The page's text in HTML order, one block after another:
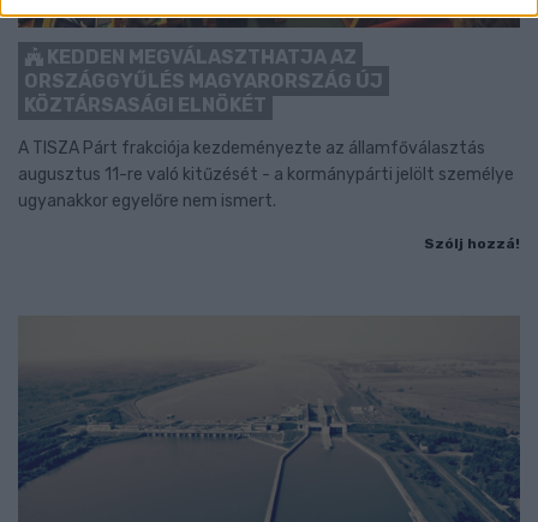
KEDDEN MEGVÁLASZTHATJA AZ
ORSZÁGGYŰLÉS MAGYARORSZÁG ÚJ
KÖZTÁRSASÁGI ELNÖKÉT
A TISZA Párt frakciója kezdeményezte az államfőválasztás
augusztus 11-re való kitűzését - a kormánypárti jelölt személye
ugyanakkor egyelőre nem ismert.
Szólj hozzá!